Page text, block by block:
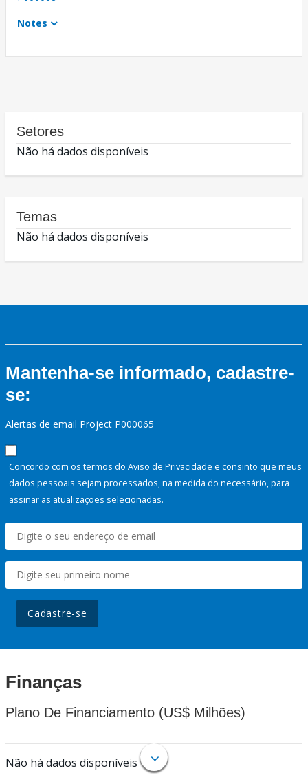
Notes
Setores
Não há dados disponíveis
Temas
Não há dados disponíveis
Mantenha-se informado, cadastre-
se:
Alertas de email Project P000065
Concordo com os termos do Aviso de Privacidade e consinto que meus
dados pessoais sejam processados, na medida do necessário, para
assinar as atualizações selecionadas.
Cadastre-se
Finanças
Plano De Financiamento (US$ Milhões)
Não há dados disponíveis